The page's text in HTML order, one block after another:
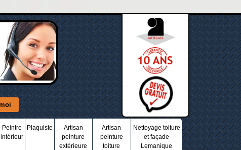
Peintre
intérieur
Plaquiste
Artisan
peinture
extérieure
Artisan
peinture
toiture
Nettoyage toiture
et façade
Lemanique